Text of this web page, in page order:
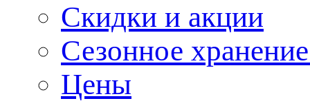
Скидки и акции
Сезонное
Цены